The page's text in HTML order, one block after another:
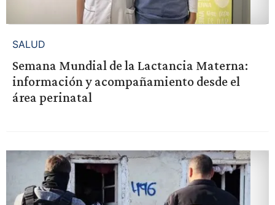
SALUD
Semana Mundial de la Lactancia Materna:
información y acompañamiento desde el
área perinatal